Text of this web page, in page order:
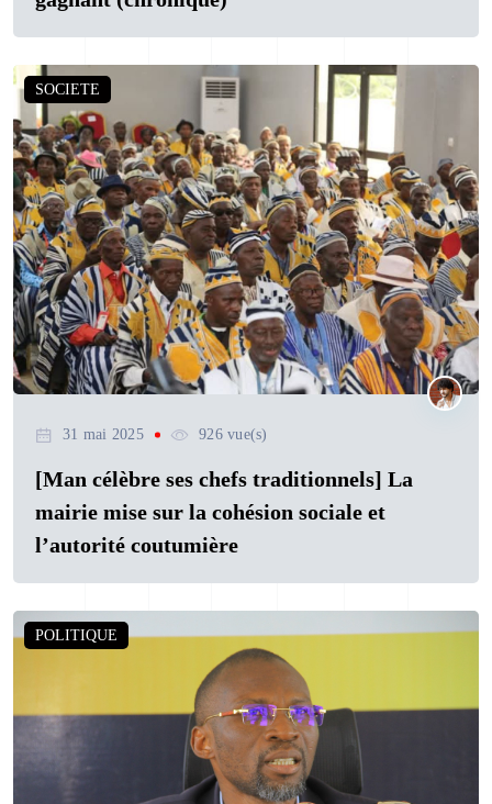
SOCIETE
31 mai 2025 926 vue(s)
[Man célèbre ses chefs traditionnels] La
mairie mise sur la cohésion sociale et
l’autorité coutumière
POLITIQUE